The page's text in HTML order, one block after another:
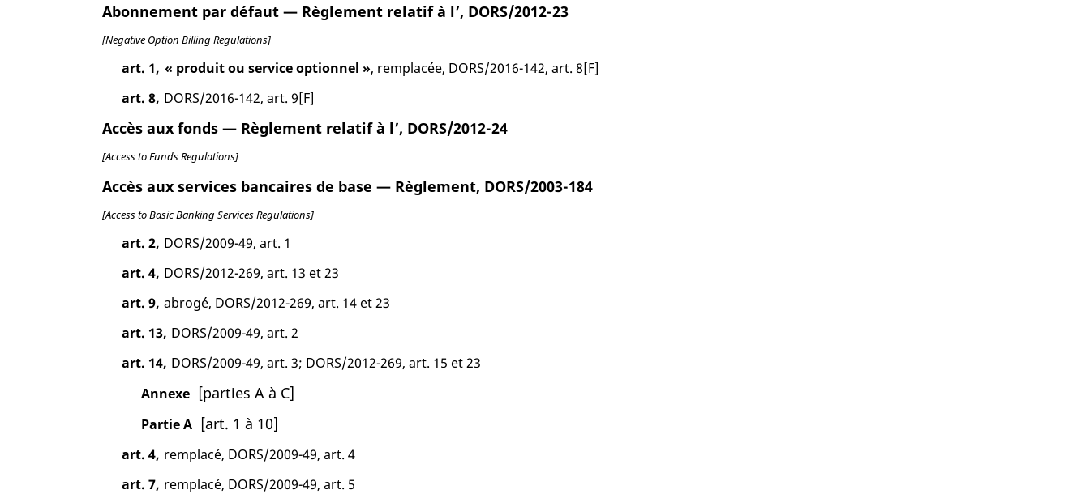
Abonnement par défaut — Règlement relatif à l’, DORS/2012-23
[Negative Option Billing Regulations]
art. 1, « produit ou service optionnel » , remplacée, DORS/2016-142, art. 8[F]
art. 8, DORS/2016-142, art. 9[F]
Accès aux fonds — Règlement relatif à l’, DORS/2012-24
[Access to Funds Regulations]
Accès aux services bancaires de base — Règlement, DORS/2003-184
[Access to Basic Banking Services Regulations]
art. 2, DORS/2009-49, art. 1
art. 4, DORS/2012-269, art. 13 et 23
art. 9, abrogé, DORS/2012-269, art. 14 et 23
art. 13, DORS/2009-49, art. 2
art. 14, DORS/2009-49, art. 3; DORS/2012-269, art. 15 et 23
Annexe [parties A à C]
Partie A [art. 1 à 10]
art. 4, remplacé, DORS/2009-49, art. 4
art. 7, remplacé, DORS/2009-49, art. 5